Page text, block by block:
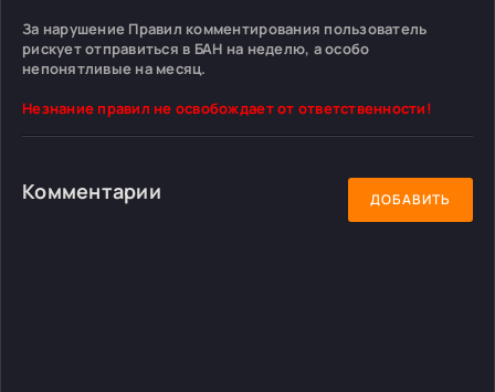
За нарушение Правил комментирования пользователь
рискует отправиться в БАН на неделю, а особо
непонятливые на месяц.
Незнание правил не освобождает от ответственности!
Комментарии ДОБАВИТЬ